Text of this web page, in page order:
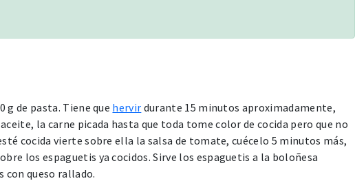
g de pasta. Tiene que hervir durante 15 minutos aproximadamente,
la carne picada hasta que toda tome color de cocida pero que no
cocida vierte sobre ella la salsa de tomate, cuécelo 5 minutos más,
los espaguetis ya cocidos. Sirve los espaguetis a la boloñesa
queso rallado.